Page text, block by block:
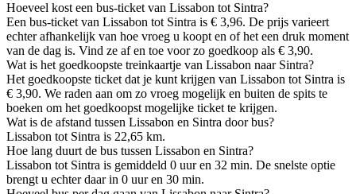
Hoeveel kost een bus-ticket van Lissabon tot Sintra?
Een bus-ticket van Lissabon tot Sintra is € 3,96. De prijs varieert
echter afhankelijk van hoe vroeg u koopt en of het een druk moment
van de dag is. Vind ze af en toe voor zo goedkoop als € 3,90.
Wat is het goedkoopste treinkaartje van Lissabon naar Sintra?
Het goedkoopste ticket dat je kunt krijgen van Lissabon tot Sintra is
€ 3,90. We raden aan om zo vroeg mogelijk en buiten de spits te
boeken om het goedkoopst mogelijke ticket te krijgen.
Wat is de afstand tussen Lissabon en Sintra door bus?
Lissabon tot Sintra is 22,65 km.
Hoe lang duurt de bus tussen Lissabon en Sintra?
Lissabon tot Sintra is gemiddeld 0 uur en 32 min. De snelste optie
brengt u echter daar in 0 uur en 30 min.